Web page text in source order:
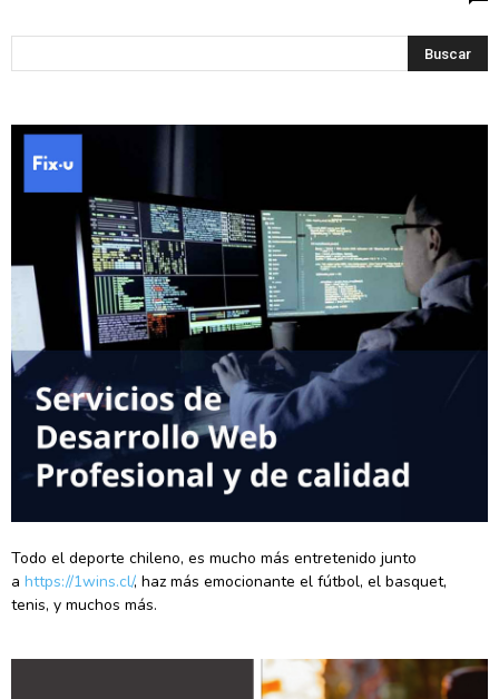
Todo el deporte chileno, es mucho más entretenido junto
a https://1wins.cl/, haz más emocionante el fútbol, el basquet,
tenis, y muchos más.